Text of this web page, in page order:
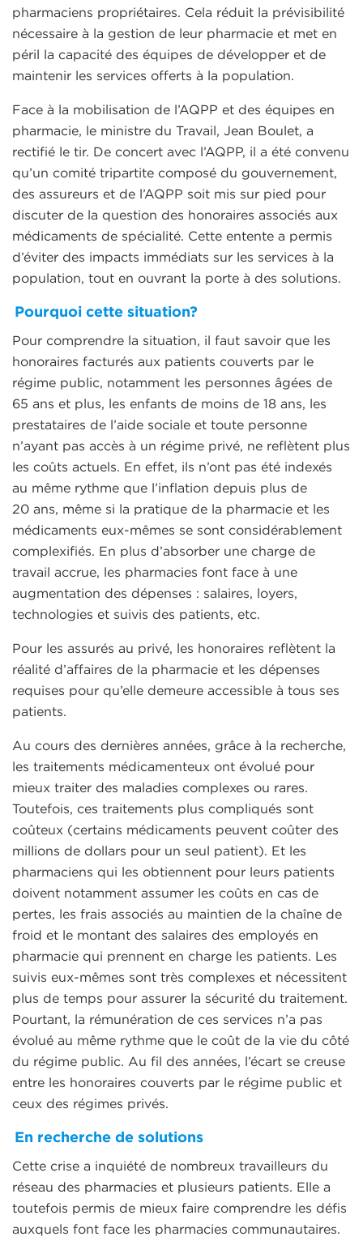
pharmaciens propriétaires. Cela réduit la prévisibilité
nécessaire à la gestion de leur pharmacie et met en
péril la capacité des équipes de développer et de
maintenir les services offerts à la population.
Face à la mobilisation de l’AQPP et des équipes en
pharmacie, le ministre du Travail, Jean Boulet, a
rectifié le tir. De concert avec l’AQPP, il a été convenu
qu’un comité tripartite composé du gouvernement,
des assureurs et de l’AQPP soit mis sur pied pour
discuter de la question des honoraires associés aux
médicaments de spécialité. Cette entente a permis
d’éviter des impacts immédiats sur les services à la
population, tout en ouvrant la porte à des solutions.
Pourquoi cette situation?
Pour comprendre la situation, il faut savoir que les
honoraires facturés aux patients couverts par le
régime public, notamment les personnes âgées de
65 ans et plus, les enfants de moins de 18 ans, les
prestataires de l’aide sociale et toute personne
n’ayant pas accès à un régime privé, ne reflètent plus
les coûts actuels. En effet, ils n’ont pas été indexés
au même rythme que l’inflation depuis plus de
20 ans, même si la pratique de la pharmacie et les
médicaments eux-mêmes se sont considérablement
complexifiés. En plus d’absorber une charge de
travail accrue, les pharmacies font face à une
augmentation des dépenses : salaires, loyers,
technologies et suivis des patients, etc.
Pour les assurés au privé, les honoraires reflètent la
réalité d’affaires de la pharmacie et les dépenses
requises pour qu’elle demeure accessible à tous ses
patients.
Au cours des dernières années, grâce à la recherche,
les traitements médicamenteux ont évolué pour
mieux traiter des maladies complexes ou rares.
Toutefois, ces traitements plus compliqués sont
coûteux (certains médicaments peuvent coûter des
millions de dollars pour un seul patient). Et les
pharmaciens qui les obtiennent pour leurs patients
doivent notamment assumer les coûts en cas de
pertes, les frais associés au maintien de la chaîne de
froid et le montant des salaires des employés en
pharmacie qui prennent en charge les patients. Les
suivis eux-mêmes sont très complexes et nécessitent
plus de temps pour assurer la sécurité du traitement.
Pourtant, la rémunération de ces services n’a pas
évolué au même rythme que le coût de la vie du côté
du régime public. Au fil des années, l’écart se creuse
entre les honoraires couverts par le régime public et
ceux des régimes privés.
En recherche de solutions
Cette crise a inquiété de nombreux travailleurs du
réseau des pharmacies et plusieurs patients. Elle a
toutefois permis de mieux faire comprendre les défis
auxquels font face les pharmacies communautaires.